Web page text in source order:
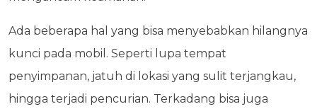
Ada beberapa hal yang bisa menyebabkan hilangnya
kunci pada mobil. Seperti lupa tempat
penyimpanan, jatuh di lokasi yang sulit terjangkau,
hingga terjadi pencurian. Terkadang bisa juga